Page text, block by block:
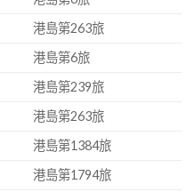
港島第263旅
港島第6旅
港島第239旅
港島第263旅
港島第1384旅
港島第1794旅